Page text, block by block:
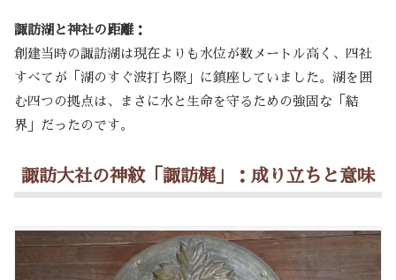
諏訪湖と神社の距離：
創建当時の諏訪湖は現在よりも水位が数メートル高く、四社
すべてが「湖のすぐ波打ち際」に鎮座していました。湖を囲
む四つの拠点は、まさに水と生命を守るための強固な「結
界」だったのです。
諏訪大社の神紋「諏訪梶」：成り立ちと意味